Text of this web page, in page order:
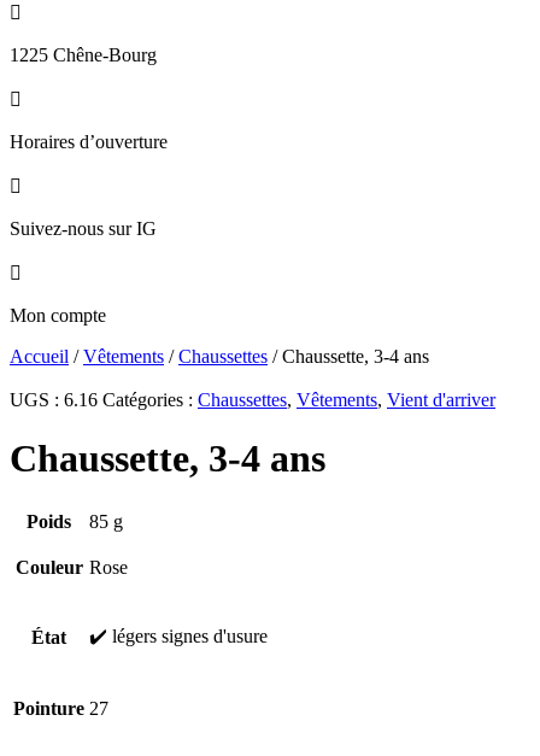

1225 Chêne-Bourg

Horaires d’ouverture

Suivez-nous sur IG

Mon compte
Accueil /Vêtements /Chaussettes / Chaussette, 3-4 ans
UGS : 6.16 Catégories : Chaussettes, Vêtements, Vient d'arriver
Chaussette, 3-4 ans
Poids 85 g
Couleur Rose
État ✔️ légers signes d'usure
Pointure 27